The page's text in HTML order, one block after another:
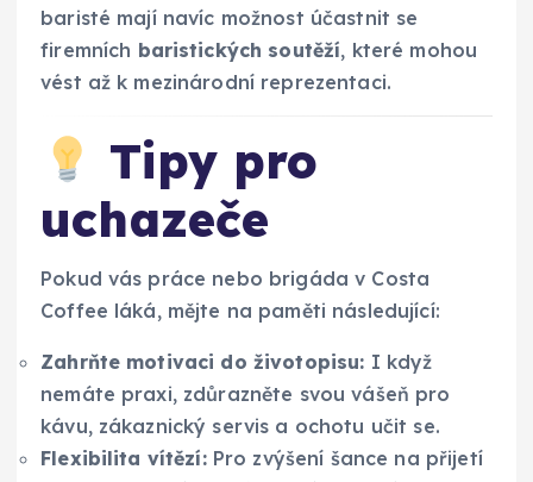
baristé mají navíc možnost účastnit se
firemních baristických soutěží, které mohou
vést až k mezinárodní reprezentaci.
Tipy pro
uchazeče
Pokud vás práce nebo brigáda v Costa
Coffee láká, mějte na paměti následující:
Zahrňte motivaci do životopisu: I když
nemáte praxi, zdůrazněte svou vášeň pro
kávu, zákaznický servis a ochotu učit se.
Flexibilita vítězí:Pro zvýšení šance na přijetí